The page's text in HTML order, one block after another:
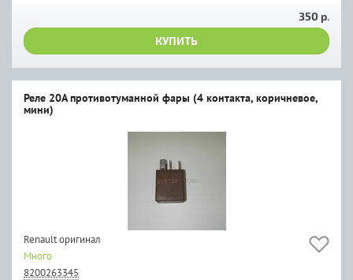
350 р.
КУПИТЬ
Реле 20А противотуманной фары (4 контакта, коричневое,
мини)
Renault оригинал
Много
8200263345